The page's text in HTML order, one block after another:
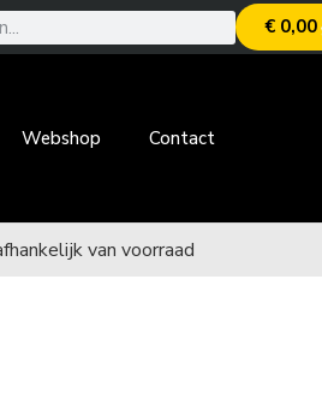
€0,00
Webshop Contact
van voorraad